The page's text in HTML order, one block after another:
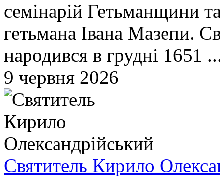
семінарій Гетьманщини
гетьмана Івана Мазепи.
народився в грудні 1651
9 червня 2026
Святитель Кирило